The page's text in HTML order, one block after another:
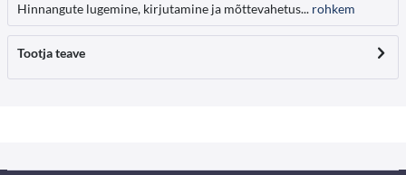
Hinnangute lugemine, kirjutamine ja mõttevahetus... rohkem
Tootja teave